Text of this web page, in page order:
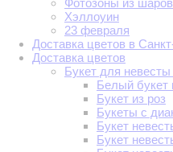
Фотозоны из шаров
Хэллоуин
23 февраля
Доставка цветов в
Доставка цветов
Букет для
Белый букет
Букет из роз
Букеты с
Букет
Букет